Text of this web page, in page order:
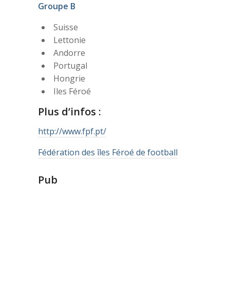
Groupe B
Suisse
Lettonie
Andorre
Portugal
Hongrie
Iles Féroé
Plus d’infos :
http://www.fpf.pt/
Fédération des îles Féroé de football
Pub